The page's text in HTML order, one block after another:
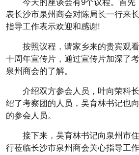
今天的座谈会有9个议程。首先
表长沙市泉州商会对陈局长一行来
指导工作表示欢迎和感谢!
按照议程，请家乡来的贵宾观
十周年宣传片，通过宣传片加深了
泉州商会的了解。
介绍双方参会人员，叶向荣科
绍了考察团的人员，吴育林书记也
的参会人员。
接下来，吴育林书记向泉州市
行莅临长沙市泉州商会关心指导工